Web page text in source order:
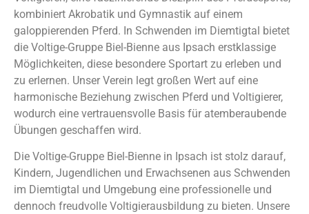
kombiniert Akrobatik und Gymnastik auf einem
galoppierenden Pferd. In Schwenden im Diemtigtal bietet
die Voltige-Gruppe Biel-Bienne aus Ipsach erstklassige
Möglichkeiten, diese besondere Sportart zu erleben und
zu erlernen. Unser Verein legt großen Wert auf eine
harmonische Beziehung zwischen Pferd und Voltigierer,
wodurch eine vertrauensvolle Basis für atemberaubende
Übungen geschaffen wird.
Die Voltige-Gruppe Biel-Bienne in Ipsach ist stolz darauf,
Kindern, Jugendlichen und Erwachsenen aus Schwenden
im Diemtigtal und Umgebung eine professionelle und
dennoch freudvolle Voltigierausbildung zu bieten. Unsere